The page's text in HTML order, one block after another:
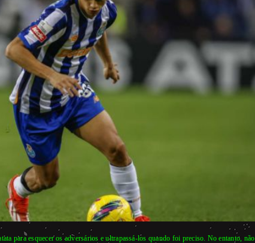
para esquecer os adversários e ultrapassá-los quando foi preciso. No entanto, não